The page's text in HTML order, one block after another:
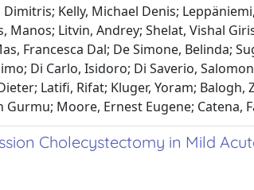
Kelly, Michael Denis;
Litvin, Andrey; Shelat, Vishal
Francesca Dal; De Simone, Belinda;
Di Carlo, Isidoro; Di Saverio,
Latifi, Rifat; Kluger, Yoram; Balogh,
Gurmu; Moore, Ernest Eugene; Catena,
Cholecystectomy in Mild